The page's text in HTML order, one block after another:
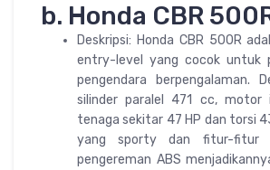
b. Honda CBR
Deskripsi: Honda CBR 500R
entry-level yang cocok untuk
pengendara berpengalaman.
silinder paralel 471 cc, motor
tenaga sekitar 47 HP dan torsi
yang sporty dan fitur-fitur
pengereman ABS